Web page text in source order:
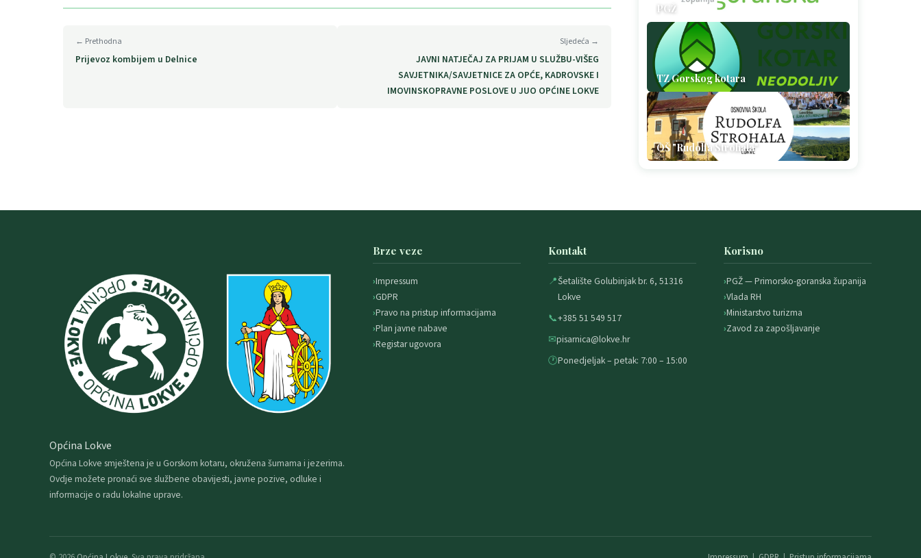
← Prethodna
Prijevoz kombijem u Delnice
Sljedeća →
JAVNI NATJEČAJ ZA PRIJAM U SLUŽBU-VIŠEG
SAVJETNIKA/SAVJETNICE ZA OPĆE, KADROVSKE I
IMOVINSKOPRAVNE POSLOVE U JUO OPĆINE LOKVE
PGŽ
TZ Gorskog kotara
OŠ "Rudolfa Strohala"
Općina Lokve
Općina Lokve smještena je u Gorskom kotaru, okružena šumama i jezerima.
Ovdje možete pronaći sve službene obavijesti, javne pozive, odluke i
informacije o radu lokalne uprave.
Brze veze
Impressum
GDPR
Pravo na pristup informacijama
Plan javne nabave
Registar ugovora
Kontakt
📍Šetalište Golubinjak br. 6, 51316
Lokve
📞+385 51 549 517
✉pisarnica@lokve.hr
🕐Ponedjeljak – petak: 7:00 – 15:00
Korisno
PGŽ — Primorsko-goranska županija
Vlada RH
Ministarstvo turizma
Zavod za zapošljavanje